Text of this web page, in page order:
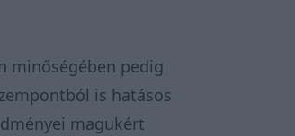
minőségében pedig
is hatásos
magukért